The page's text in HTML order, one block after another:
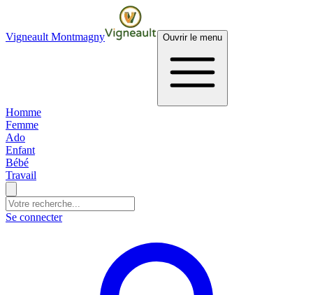
Vigneault Montmagny Ouvrir le menu
Homme
Femme
Ado
Enfant
Bébé
Travail
Se connecter